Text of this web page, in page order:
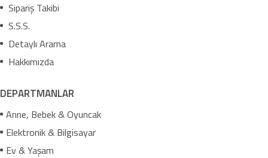
Sipariş Takibi
S.S.S.
Detaylı Arama
Hakkımızda
DEPARTMANLAR
Anne, Bebek & Oyuncak
Elektronik & Bilgisayar
Ev & Yaşam